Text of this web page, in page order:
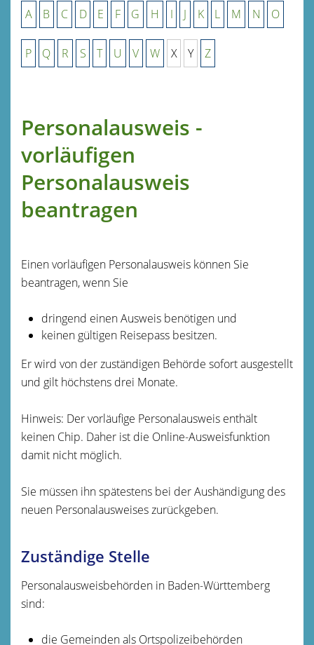
A B C D E F G H I J K L M N O
P Q R S T U V W X Y Z
Personalausweis -
vorläufigen
Personalausweis
beantragen
Einen vorläufigen Personalausweis können Sie
beantragen, wenn Sie
dringend einen Ausweis benötigen und
keinen gültigen Reisepass besitzen.
Er wird von der zuständigen Behörde sofort ausgestellt
und gilt höchstens drei Monate.
Hinweis: Der vorläufige Personalausweis enthält
keinen Chip. Daher ist die Online-Ausweisfunktion
damit nicht möglich.
Sie müssen ihn spätestens bei der Aushändigung des
neuen Personalausweises zurückgeben.
Zuständige Stelle
Personalausweisbehörden in Baden-Württemberg
sind:
die Gemeinden als Ortspolizeibehörden